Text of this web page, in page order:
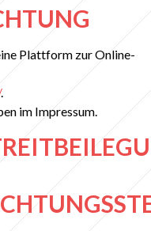
Plattform zur Online-
.
im Impressum.